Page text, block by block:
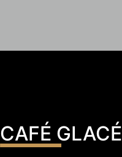
CAFÉ GLACÉ